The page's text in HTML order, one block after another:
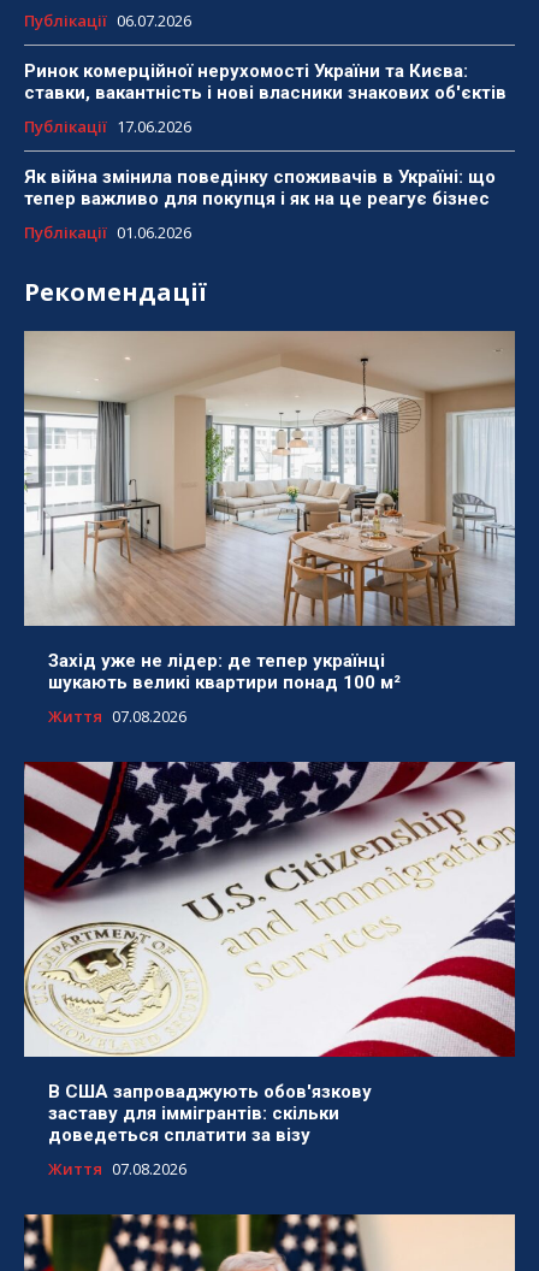
Публікації 06.07.2026
Ринок комерційної нерухомості України та Києва:
ставки, вакантність і нові власники знакових об'єктів
Публікації 17.06.2026
Як війна змінила поведінку споживачів в Україні: що
тепер важливо для покупця і як на це реагує бізнес
Публікації 01.06.2026
Рекомендації
Захід уже не лідер: де тепер українці
шукають великі квартири понад 100 м²
Життя 07.08.2026
В США запроваджують обов'язкову
заставу для іммігрантів: скільки
доведеться сплатити за візу
Життя 07.08.2026